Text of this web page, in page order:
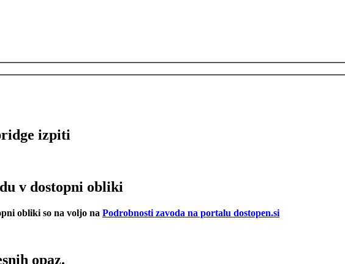
izpiti
v dostopni obliki
obliki so na voljo na Podrobnosti zavoda na portalu dostopen.si
opaz.